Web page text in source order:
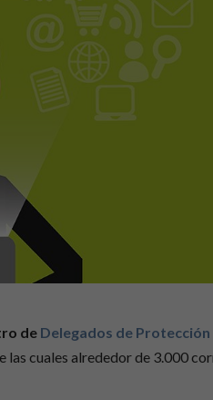
de Delegados de
cuales alrededor de 3.000